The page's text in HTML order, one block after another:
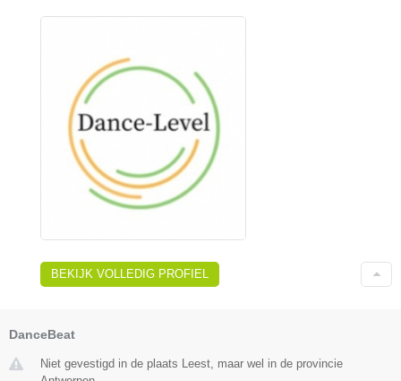
BEKIJK VOLLEDIG PROFIEL
DanceBeat
Niet gevestigd in de plaats Leest, maar wel in de provincie